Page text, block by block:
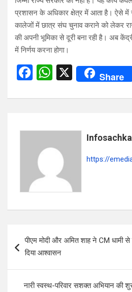
प्रशासन के अधिकार क्षेत्र में आता है। ऐसे में
कालेजों में छात्र संघ चुनाव कराने को लेकर
की अपनी भूमिका से दूरी बना रही है। अब
में निर्णय करना होगा।
F
ce
o
o
k
W
at
A
p
p
X Share
https://
navigation
पीएम मोदी और अमित शाह ने CM धामी
दिया आश्वासन
नारी स्वस्थ-परिवार सशक्त अभियान की